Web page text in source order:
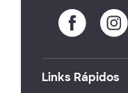
Links Rápidos